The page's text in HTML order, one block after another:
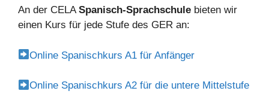
An der CELASpanisch-Sprachschule bieten wir
einen Kurs für jede Stufe des GER an:
Online Spanischkurs A1 für Anfänger
Online Spanischkurs A2 für die untere Mittelstufe